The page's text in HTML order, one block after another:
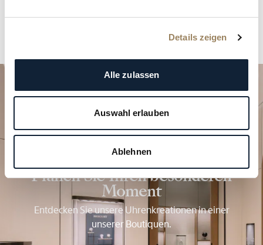
Details zeigen
Alle zulassen
Auswahl erlauben
Ablehnen
Planen Sie Ihren besonderen
Moment
Entdecken Sie unsere Uhrenkreationen in einer
unserer Boutiquen.